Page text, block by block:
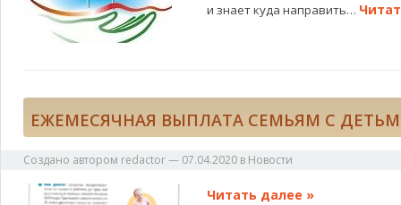
и знает куда направить…
ЕЖЕМЕСЯЧНАЯ ВЫПЛАТА СЕМЬЯМ С
Создано автором redactor— 07.04.2020 в Новости
Читать далее »